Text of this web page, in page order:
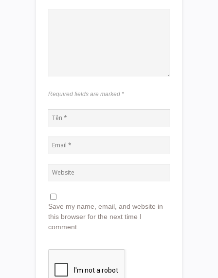
Required fields are marked *
Save my name, email, and website in
this browser for the next time I
comment.